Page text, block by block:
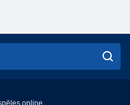
online